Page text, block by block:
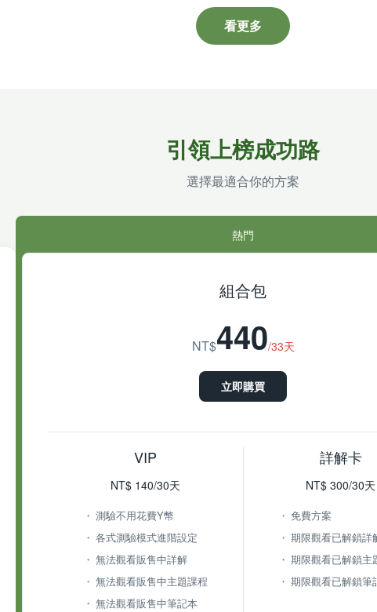
看更多
引領上榜成功路
選擇最適合你的方案
熱門
組合包
NT$440/33天
立即購買
VIP
NT$ 140/30天
測驗不用花費Y幣
各式測驗模式進階設定
無法觀看販售中詳解
無法觀看販售中主題課程
無法觀看販售中筆記本
詳解卡
NT$ 300/30天
免費方案
期限觀看已解鎖詳
期限觀看已解鎖主
期限觀看已解鎖筆